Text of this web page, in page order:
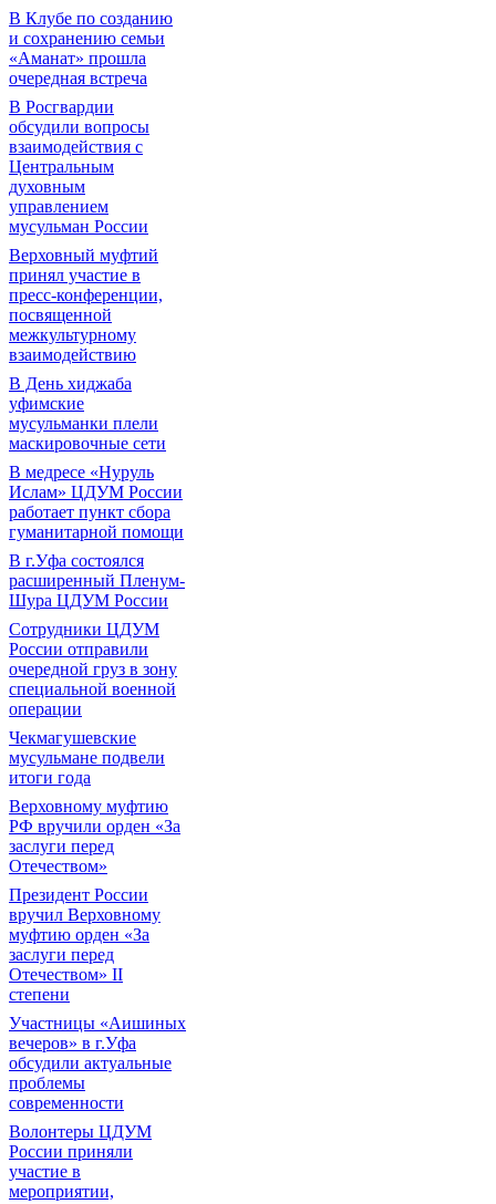
В Клубе по созданию
и сохранению семьи
«Аманат» прошла
очередная встреча
В Росгвардии
обсудили вопросы
взаимодействия с
Центральным
духовным
управлением
мусульман России
Верховный муфтий
принял участие в
пресс-конференции,
посвященной
межкультурному
взаимодействию
В День хиджаба
уфимские
мусульманки плели
маскировочные сети
В медресе «Нуруль
Ислам» ЦДУМ России
работает пункт сбора
гуманитарной помощи
В г.Уфа состоялся
расширенный Пленум-
Шура ЦДУМ России
Сотрудники ЦДУМ
России отправили
очередной груз в зону
специальной военной
операции
Чекмагушевские
мусульмане подвели
итоги года
Верховному муфтию
РФ вручили орден «За
заслуги перед
Отечеством»
Президент России
вручил Верховному
муфтию орден «За
заслуги перед
Отечеством» II
степени
Участницы «Аишиных
вечеров» в г.Уфа
обсудили актуальные
проблемы
современности
Волонтеры ЦДУМ
России приняли
участие в
мероприятии,